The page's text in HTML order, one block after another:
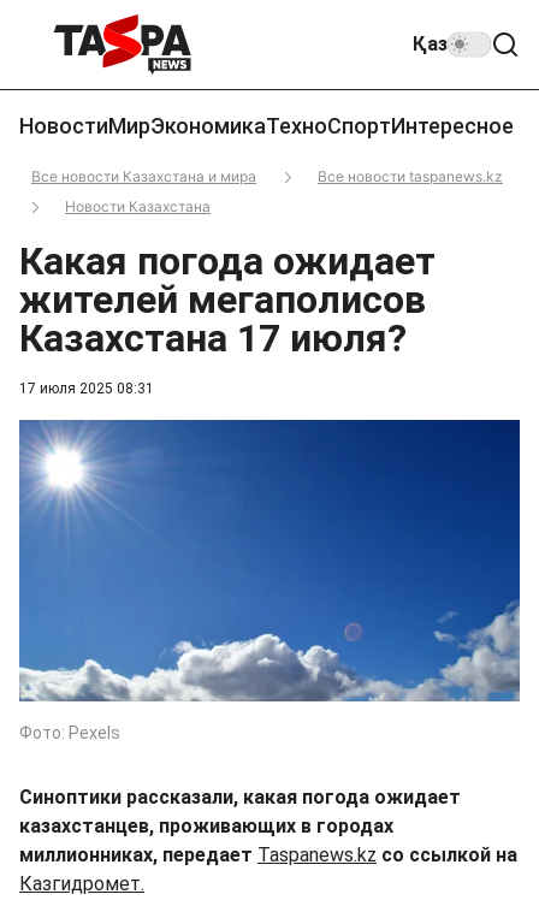
Қаз
НовостиМирЭкономикаТехноСпортИнтересное
Все новости Казахстана и мира
Все новости taspanews.kz
Новости Казахстана
17 июля 2025 08:31
Какая погода ожидает
жителей мегаполисов
Казахстана 17 июля?
Фото: Pexels
Синоптики рассказали, какая погода ожидает
казахстанцев, проживающих в городах
миллионниках, передает Taspanews.kz со ссылкой на
Казгидромет.